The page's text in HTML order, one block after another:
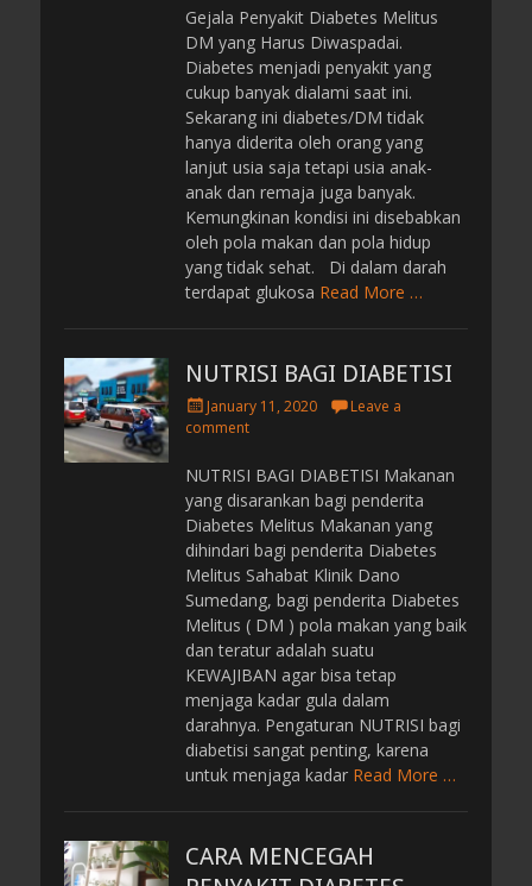
t
e
d
o
n
Gejala Penyakit Diabetes Melitus
DM yang Harus Diwaspadai.
Diabetes menjadi penyakit yang
cukup banyak dialami saat ini.
Sekarang ini diabetes/DM tidak
hanya diderita oleh orang yang
lanjut usia saja tetapi usia anak-
anak dan remaja juga banyak.
Kemungkinan kondisi ini disebabkan
oleh pola makan dan pola hidup
yang tidak sehat. Di dalam darah
terdapat glukosa Read More …
NUTRISI BAGI DIABETISI
P
o
t
d
o
n
January 11, 2020
Leave a
comment
NUTRISI BAGI DIABETISI Makanan
yang disarankan bagi penderita
Diabetes Melitus Makanan yang
dihindari bagi penderita Diabetes
Melitus Sahabat Klinik Dano
Sumedang, bagi penderita Diabetes
Melitus ( DM ) pola makan yang baik
dan teratur adalah suatu
KEWAJIBAN agar bisa tetap
menjaga kadar gula dalam
darahnya. Pengaturan NUTRISI bagi
diabetisi sangat penting, karena
untuk menjaga kadar Read More …
CARA MENCEGAH